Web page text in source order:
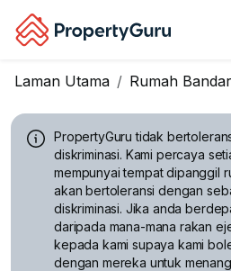
Laman Utama Rumah
PropertyGuru tidak
diskriminasi. Kami percaya
mempunyai tempat dipanggil
akan bertoleransi dengan
diskriminasi. Jika anda
daripada mana-mana rakan
kepada kami supaya kami
dengan mereka untuk